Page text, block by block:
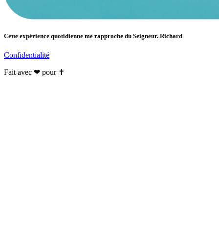
Cette expérience quotidienne me rapproche du Seigneur. Richard
Confidentialité
Fait avec ❤ pour ✝️️